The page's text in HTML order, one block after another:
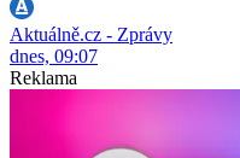
Aktuálně.cz - Zprávy
dnes, 09:07
Reklama